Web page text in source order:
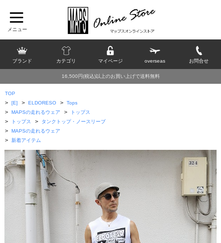
ブランド カテゴリ マイページ overseas お問合せ
16,500円(税込)以上のお買い上げで送料無料
TOP
> [E] > ELDORESO > Tops
> MAPSの走れるウェア > トップス
> トップス > タンクトップ・ノースリーブ
> MAPSの走れるウェア
> 新着アイテム